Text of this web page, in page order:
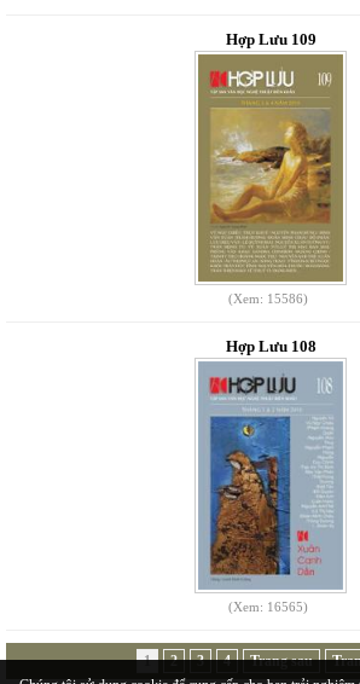
Hợp Lưu 109
(Xem: 15586)
Hợp Lưu 108
(Xem: 16565)
1 2 3 4 Trang sau